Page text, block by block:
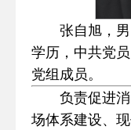
张自旭，
学历，中共党
党组成员。
负责促进
场体系建设、